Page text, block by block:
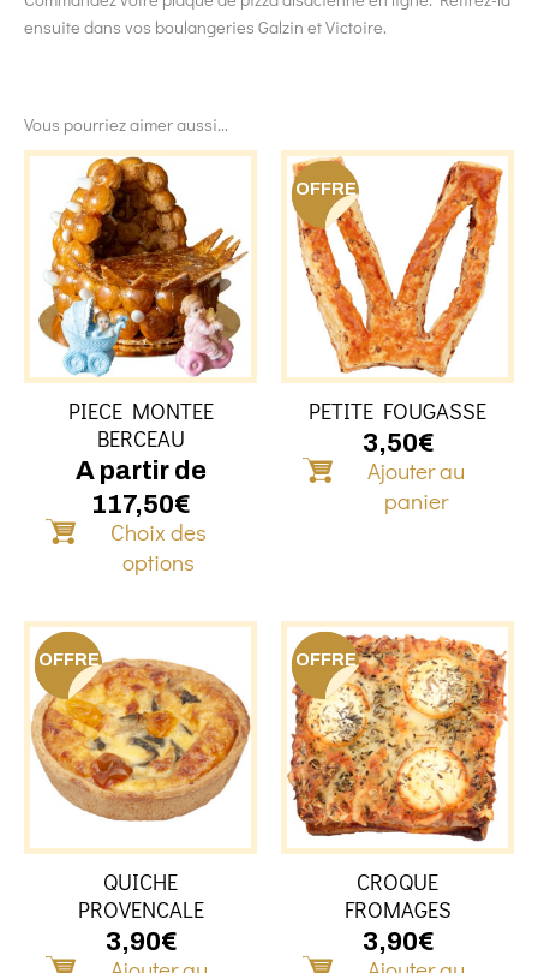
ensuite dans vos boulangeries Galzin et Victoire.
Vous pourriez aimer aussi...
PIECE MONTEE
BERCEAU
A partir de
117,50€
Choix des
options
Ce
plusieurs
variations.
options
être
OFFRE
PETITE FOUGASSE
3,50€
Ajouter au
panier
OFFRE
QUICHE
PROVENCALE
3,90€
OFFRE
CROQUE
FROMAGES
3,90€